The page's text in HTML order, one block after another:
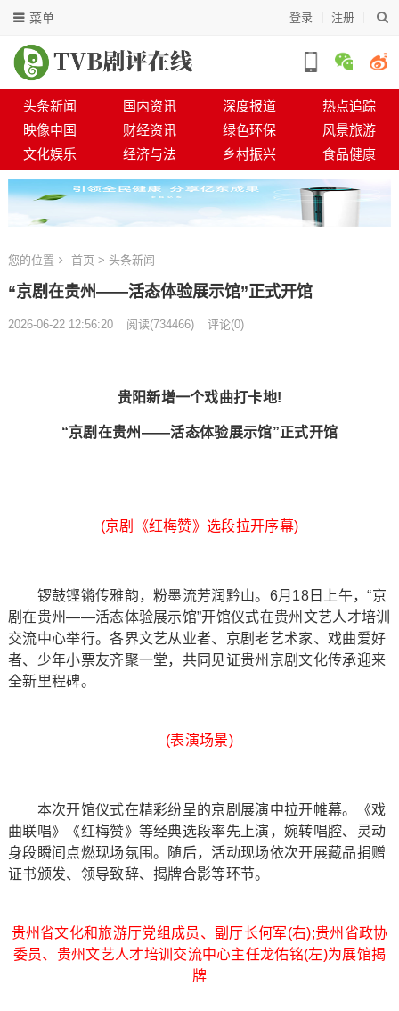
登录 注册
菜单
头条新闻 国内资讯 深度报道
热点追踪
映像中国
财经资讯 绿色环保
风景旅游
文化娱乐
经济与法 乡村振兴 食品健康
您的位置 首页 > 头条新闻
“京剧在贵州——活态体验展示馆”正式开馆
2026-06-22 12:56:20 阅读(734466) 评论(0)
贵阳新增一个戏曲打卡地!
“京剧在贵州——活态体验展示馆”正式开馆
(京剧《红梅赞》选段拉开序幕)
锣鼓铿锵传雅韵，粉墨流芳润黔山。6月18日上午，“京
剧在贵州——活态体验展示馆”开馆仪式在贵州文艺人才培训
交流中心举行。各界文艺从业者、京剧老艺术家、戏曲爱好
者、少年小票友齐聚一堂，共同见证贵州京剧文化传承迎来
全新里程碑。
(表演场景)
本次开馆仪式在精彩纷呈的京剧展演中拉开帷幕。《戏
曲联唱》《红梅赞》等经典选段率先上演，婉转唱腔、灵动
身段瞬间点燃现场氛围。随后，活动现场依次开展藏品捐赠
证书颁发、领导致辞、揭牌合影等环节。
贵州省文化和旅游厅党组成员、副厅长何军(右);贵州省政协
委员、贵州文艺人才培训交流中心主任龙佑铭(左)为展馆揭
牌